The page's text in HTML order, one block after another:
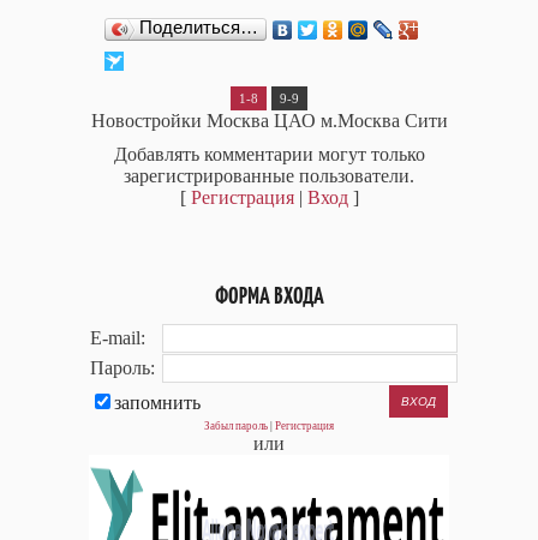
Поделиться…
1-8 9-9
Новостройки Москва ЦАО м.Москва Сити
Добавлять комментарии могут только
зарегистрированные пользователи.
[ Регистрация| Вход]
ФОРМА ВХОДА
E-mail:
Пароль:
запомнить
Забыл пароль Регистрация
или